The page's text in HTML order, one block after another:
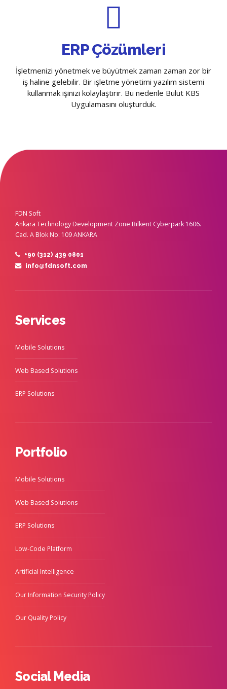
ERP Çözümleri
İşletmenizi yönetmek ve büyütmek zaman zaman zor bir
iş haline gelebilir. Bir işletme yönetimi yazılım sistemi
kullanmak işinizi kolaylaştırır. Bu nedenle Bulut KBS
Uygulamasını oluşturduk.
FDN Soft
Ankara Technology Development Zone Bilkent Cyberpark 1606.
Cad. A Blok No: 109 ANKARA
+90 (312) 439 0801
info@fdnsoft.com
Services
Mobile Solutions
Web Based Solutions
ERP Solutions
Portfolio
Mobile Solutions
Web Based Solutions
ERP Solutions
Low-Code Platform
Artificial Intelligence
Our Information Security Policy
Our Quality Policy
Social Media